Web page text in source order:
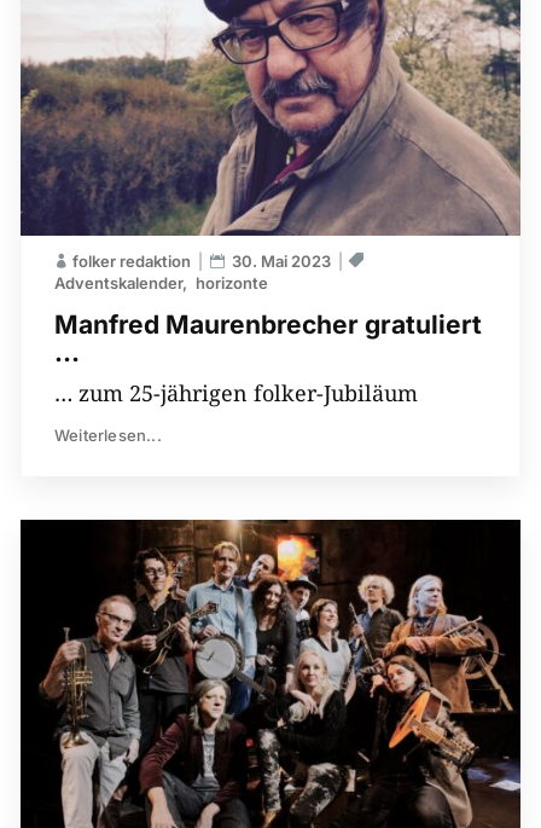
Manfred Maurenbrecher gratuliert
…
folker redaktion
30. Mai 2023
Adventskalender
horizonte
… zum 25-jährigen folker-Jubiläum
Weiterlesen...